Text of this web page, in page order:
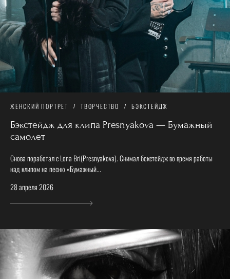
ЖЕНСКИЙ ПОРТРЕТ ТВОРЧЕСТВО БЭКСТЕЙДЖ
Бэкстейдж для клипа Presnyakova — Бумажный
самолет
Снова поработал с Lona Bri(Presnyakova). Снимал бекстейдж во время работы
над клипом на песню «Бумажный...
28 апреля 2026